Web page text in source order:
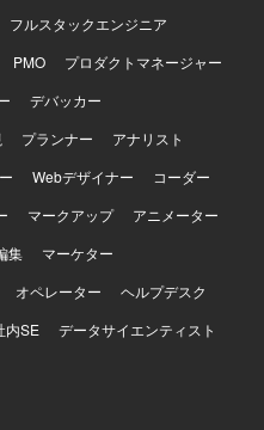
ズを通じて、継続的な業
験を得ることができま
た環境での作業となりま
フルスタックエンジニア
PMO
プロダクトマネージャー
デバッカー
プランナー
アナリスト
Webデザイナー
コーダー
マークアップ
アニメーター
集
マーケター
オペレーター
ヘルプデスク
内SE
データサイエンティスト